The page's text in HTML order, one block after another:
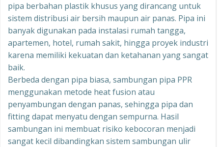
pipa berbahan plastik khusus yang dirancang untuk
sistem distribusi air bersih maupun air panas. Pipa ini
banyak digunakan pada instalasi rumah tangga,
apartemen, hotel, rumah sakit, hingga proyek industri
karena memiliki kekuatan dan ketahanan yang sangat
baik.
Berbeda dengan pipa biasa, sambungan pipa PPR
menggunakan metode heat fusion atau
penyambungan dengan panas, sehingga pipa dan
fitting dapat menyatu dengan sempurna. Hasil
sambungan ini membuat risiko kebocoran menjadi
sangat kecil dibandingkan sistem sambungan ulir